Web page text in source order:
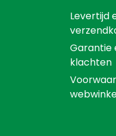
Levertijd
Garantie
klachten